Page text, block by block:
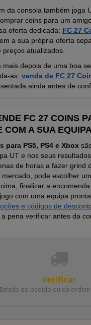
da consola também joga
coins para um
oferta dedicada: FC 27
a sua própria oferta
preços atualizados.
mais depois de uma boa
as: venda de FC 27
ainda antes de
FC 27 COINS
COM A SUA
para PS5, PS4 e Xbox
UT e nos seus
de horas a fazer grind
mercado, pode escolher
finalizar a
com uma equipa
e códigos de
pena verificar antes da
Verificar
Estado do pedido ou da